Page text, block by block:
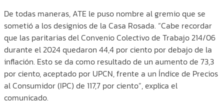
De todas maneras, ATE le puso nombre al gremio que se
sometió a los designios de la Casa Rosada. “Cabe recordar
que las paritarias del Convenio Colectivo de Trabajo 214/06
durante el 2024 quedaron 44,4 por ciento por debajo de la
inflación. Esto se da como resultado de un aumento de 73,3
por ciento, aceptado por UPCN, frente a un Índice de Precios
al Consumidor (IPC) de 117,7 por ciento”, explica el
comunicado.